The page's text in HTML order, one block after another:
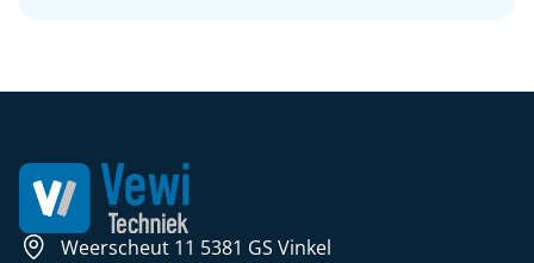
Weerscheut 11 5381 GS Vinkel